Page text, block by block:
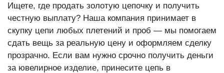
Ищете, где продать золотую цепочку и получить
честную выплату? Наша компания принимает в
скупку цепи любых плетений и проб — мы помогаем
сдать вещь за реальную цену и оформляем сделку
прозрачно. Если вам нужно срочно получить деньги
за ювелирное изделие, принесите цепь в